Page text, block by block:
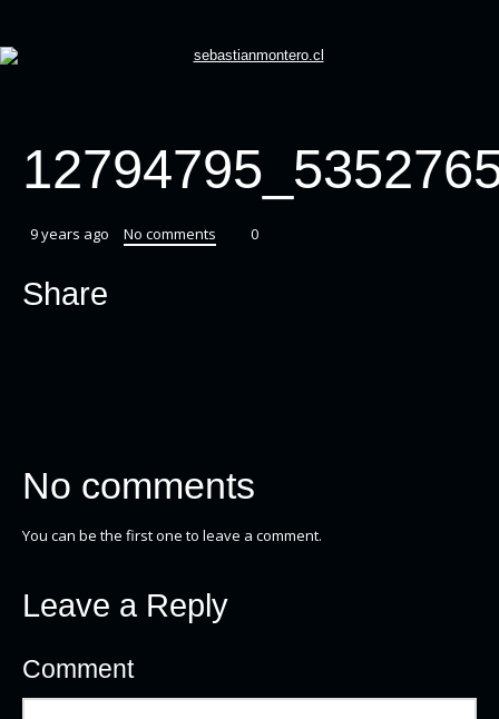
9 years ago No comments 0
Share
No comments
You can be the first one to leave a comment.
Leave a Reply
Comment